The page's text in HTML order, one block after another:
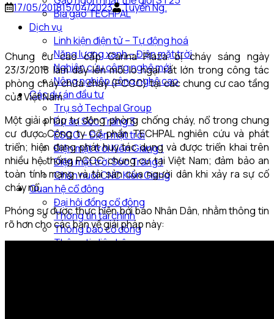
Bia gạo TECHPAL
Dịch vụ
Linh kiện điện tử – Tự động hoá
Năng lượng xanh – Điện mặt trời
Nghiên cứu công nghệ mới
Nông nghiệp công nghệ cao
Các dự án đầu tư
Trụ sở Techpal Group
Dự án Sóc Trăng 3
ESCO – Điện mặt trời
Điện mặt trời Kiên Giang 1
Điện mặt trời Sóc Trăng 1
Chăn nuôi CNC Kiên Giang
Quan hệ cổ đông
Đại hội đồng cổ đông
Thông tin tài chính
Thông báo cổ đông
Thông tin liên hệ
17/05/201815/04/2023 Tuyển Ng.
Chung cư cao cấp Carina Plaza bị cháy sáng ngày
23/3/2018 làm dấy lên mối lo ngại rất lớn trong công tác
phòng cháy chữa cháy (PCCC) tại các chung cư cao tầng
của Việt Nam.
Một giải pháp tự động phòng chống cháy, nổ trong chung
cư được Công ty Cổ phần TECHPAL nghiên cứu và phát
triển; hiện đang phát huy tác dụng và được triển khai trên
nhiều hệ thống PCCC chung cư tại Việt Nam; đảm bảo an
toàn tính mạng và tài sản của người dân khi xảy ra sự cố
cháy nổ.
Phóng sự được thực hiện bởi báo Nhân Dân, nhằm thông tin
rõ hơn cho các bạn về giải pháp này: